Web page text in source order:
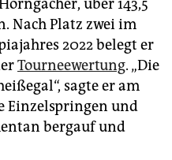
über 143,5
Nach Platz zwei im
2022 belegt er
Tourneewertung. „Die
sagte er am
Einzelspringen und
bergauf und